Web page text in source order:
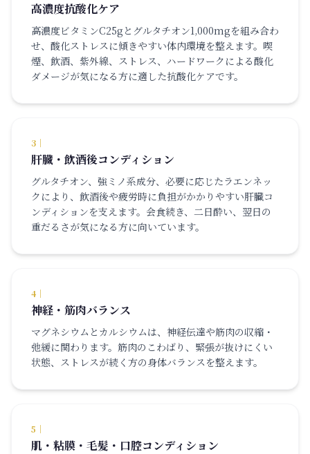
高濃度抗酸化ケア
高濃度ビタミンC25gとグルタチオン1,000mgを組み合わ
せ、酸化ストレスに傾きやすい体内環境を整えます。喫
煙、飲酒、紫外線、ストレス、ハードワークによる酸化
ダメージが気になる方に適した抗酸化ケアです。
3 ｜
肝臓・飲酒後コンディション
グルタチオン、強ミノ系成分、必要に応じたラエンネッ
クにより、飲酒後や疲労時に負担がかかりやすい肝臓コ
ンディションを支えます。会食続き、二日酔い、翌日の
重だるさが気になる方に向いています。
4 ｜
神経・筋肉バランス
マグネシウムとカルシウムは、神経伝達や筋肉の収縮・
弛緩に関わります。筋肉のこわばり、緊張が抜けにくい
状態、ストレスが続く方の身体バランスを整えます。
5 ｜
肌・粘膜・毛髪・口腔コンディション